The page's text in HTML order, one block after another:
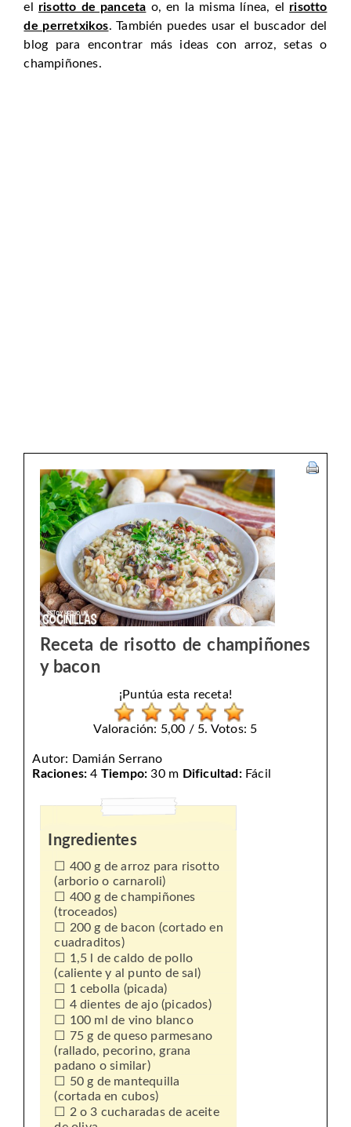
el risotto de panceta o, en la misma línea, el risotto
de perretxikos. También puedes usar el buscador del
blog para encontrar más ideas con arroz, setas o
champiñones.
Receta de risotto de champiñones
y bacon
¡Puntúa esta receta!
Valoración: 5,00 / 5. Votos: 5
Autor: Damián Serrano
Raciones: 4 Tiempo: 30 m Dificultad:Fácil
Ingredientes
400 g de arroz para risotto
(arborio o carnaroli)
400 g de champiñones
(troceados)
200 g de bacon (cortado en
cuadraditos)
1,5 l de caldo de pollo
(caliente y al punto de sal)
1 cebolla (picada)
4 dientes de ajo (picados)
100 ml de vino blanco
75 g de queso parmesano
(rallado, pecorino, grana
padano o similar)
50 g de mantequilla
(cortada en cubos)
2 o 3 cucharadas de aceite